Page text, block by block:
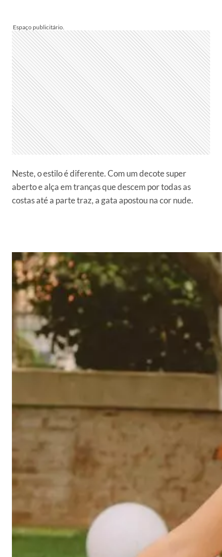
Neste, o estilo é diferente. Com um decote super
aberto e alça em tranças que descem por todas as
costas até a parte traz, a gata apostou na cor nude.